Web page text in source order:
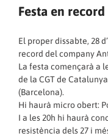
Festa en
El proper dissabte, 28
record del company
La festa començarà a
de la CGT de
(Barcelona).
Hi haurà micro obert:
I a les 20h hi haurà
resistència dels 27 i